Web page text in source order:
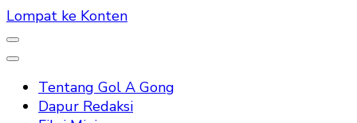
Lompat ke Konten
Tentang Gol A Gong
Dapur Redaksi